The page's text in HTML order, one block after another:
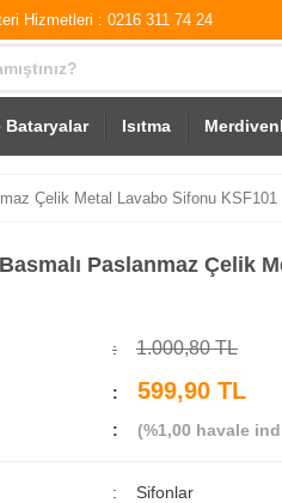
Hizmetleri : 0216 311 74 24
Bataryalar Isıtma
Çelik Metal Lavabo Sifonu KSF101
Paslanmaz Çelik
1.000,80 TL
599,90 TL
(%1,00 havale
Sifonlar